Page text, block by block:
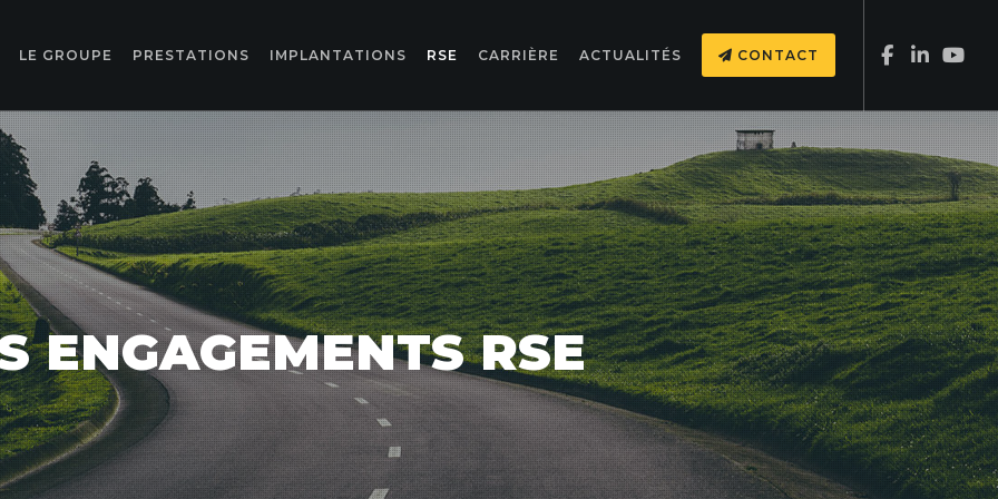
LE GROUPE PRESTATIONS IMPLANTATIONS RSE CARRIÈRE ACTUALITÉS CONTACT
ENGAGEMENTS RSE